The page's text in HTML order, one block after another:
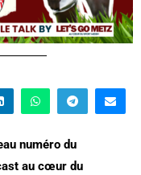
numéro du
au cœur du